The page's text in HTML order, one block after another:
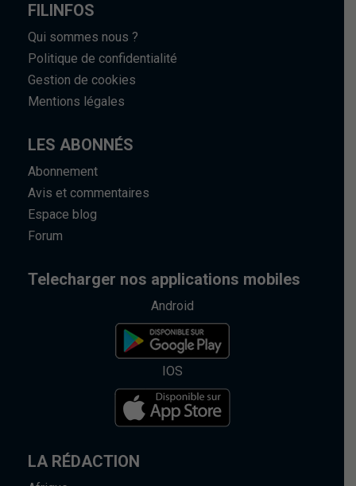
FILINFOS
Qui sommes nous ?
Politique de confidentialité
Gestion de cookies
Mentions légales
LES ABONNÉS
Abonnement
Avis et commentaires
Espace blog
Forum
Telecharger nos applications mobiles
Android
IOS
LA RÉDACTION